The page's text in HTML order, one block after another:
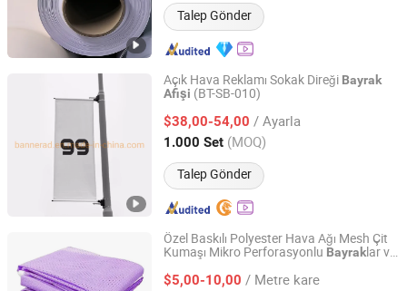
Talep Gönder
Açık Hava Reklamı Sokak Direği Bayrak
Afişi (BT-SB-010)
$38,00-54,00 / Ayarla
1.000 Set (MOQ)
Talep Gönder
Dongguan Builter Advertising Equipment Co., Ltd.
Guangdong, China Fiyat 2012
Özel Baskılı Polyester Hava Ağı Mesh Çit
Kumaşı Mikro Perforasyonlu Bayraklar ve
$5,00-10,00 / Metre kare
Shanghai Yoursign Advertising Material Co., Ltd.